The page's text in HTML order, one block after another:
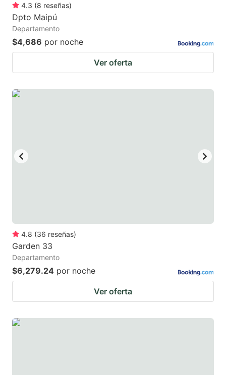
4.3 (8 reseñas)
Dpto Maipú
Departamento
$4,686 por noche
Ver oferta
4.8 (36 reseñas)
Garden 33
Departamento
$6,279.24 por noche
Ver oferta